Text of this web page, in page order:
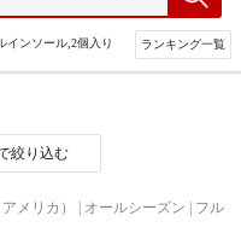
インソール,2個入り ランキング一覧
絞り込む
メリカ） | オールシーズン | フル